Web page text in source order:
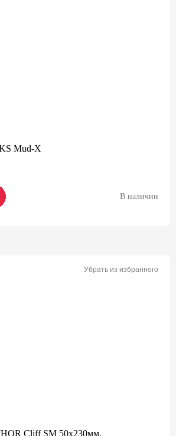
Mud-X
В наличии
Убрать из избранного
Cliff SM 50x230мм.